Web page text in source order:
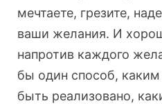
мечтаете, грезите,
ваши желания. И
напротив каждого
бы один способ,
быть реализовано,